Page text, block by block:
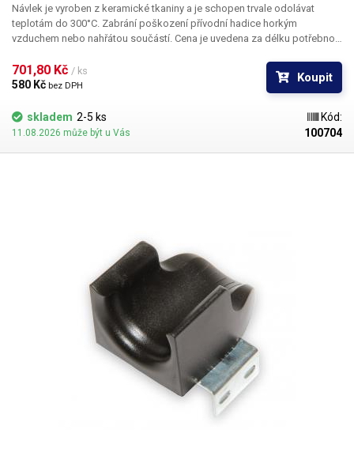
Návlek je vyroben z keramické tkaniny a je schopen trvale odolávat
teplotám do 300°C. Zabrání poškození přívodní hadice horkým
vzduchem nebo nahřátou součástí. Cena je uvedena za délku potřebnou
701,80 Kč / ks
580 Kč bez DPH
Koupit
skladem 2-5 ks
11.08.2026 může být u Vás
Kód:
100704